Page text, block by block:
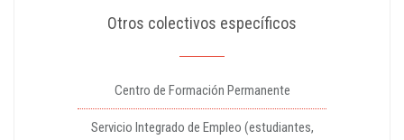
Otros colectivos específicos
Centro de Formación Permanente
Servicio Integrado de Empleo (estudiantes,